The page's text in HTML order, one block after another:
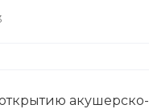
открытию акушерско-